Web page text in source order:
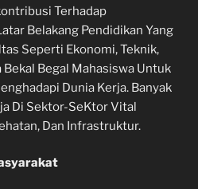
Terhadap
Belakang Pendidikan Yang
Seperti Ekonomi, Teknik,
Begal Mahasiswa Untuk
Dunia Kerja. Banyak
Di Sektor-SeKtor Vital
Dan Infrastruktur.